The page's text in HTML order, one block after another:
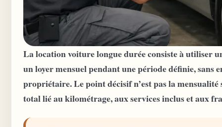
La location voiture longue durée consiste à utiliser
un loyer mensuel pendant une période définie, sans
propriétaire. Le point décisif n’est pas la mensualité
total lié au kilométrage, aux services inclus et aux